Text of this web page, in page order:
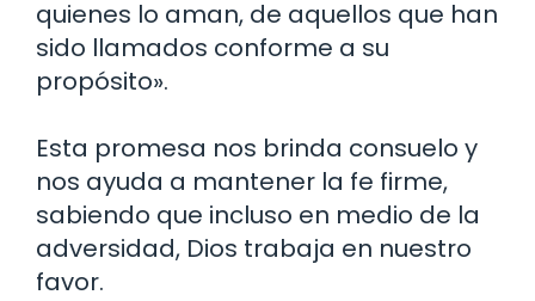
quienes lo aman, de aquellos que han
sido llamados conforme a su
propósito».
Esta promesa nos brinda consuelo y
nos ayuda a mantener la fe firme,
sabiendo que incluso en medio de la
adversidad, Dios trabaja en nuestro
favor.